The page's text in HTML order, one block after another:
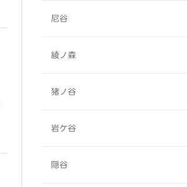
尼谷
綾ノ森
猪ノ谷
岩ケ谷
隠谷